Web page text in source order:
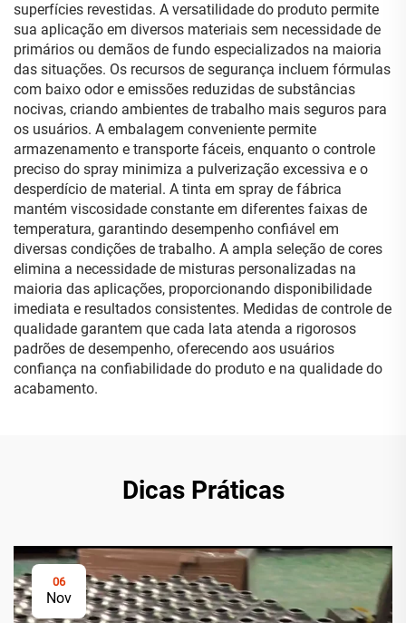
superfícies revestidas. A versatilidade do produto permite
sua aplicação em diversos materiais sem necessidade de
primários ou demãos de fundo especializados na maioria
das situações. Os recursos de segurança incluem fórmulas
com baixo odor e emissões reduzidas de substâncias
nocivas, criando ambientes de trabalho mais seguros para
os usuários. A embalagem conveniente permite
armazenamento e transporte fáceis, enquanto o controle
preciso do spray minimiza a pulverização excessiva e o
desperdício de material. A tinta em spray de fábrica
mantém viscosidade constante em diferentes faixas de
temperatura, garantindo desempenho confiável em
diversas condições de trabalho. A ampla seleção de cores
elimina a necessidade de misturas personalizadas na
maioria das aplicações, proporcionando disponibilidade
imediata e resultados consistentes. Medidas de controle de
qualidade garantem que cada lata atenda a rigorosos
padrões de desempenho, oferecendo aos usuários
confiança na confiabilidade do produto e na qualidade do
acabamento.
Dicas Práticas
06
Nov